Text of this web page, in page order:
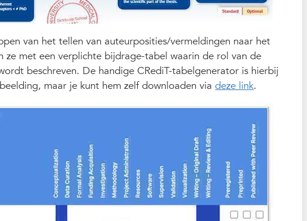
van het tellen van auteurposities/vermeldingen naar het
met een verplichte bijdrage-tabel waarin de rol van de
beschreven. De handige CRediT-tabelgenerator is hierbij
maar je kunt hem zelf downloaden viadeze link.